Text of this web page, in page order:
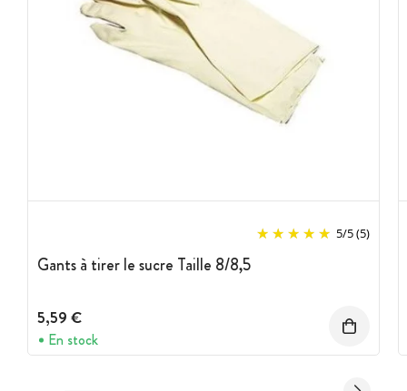
5/5(5)
Gants à tirer le sucre Taille 8/8,5
5,59 €
En stock